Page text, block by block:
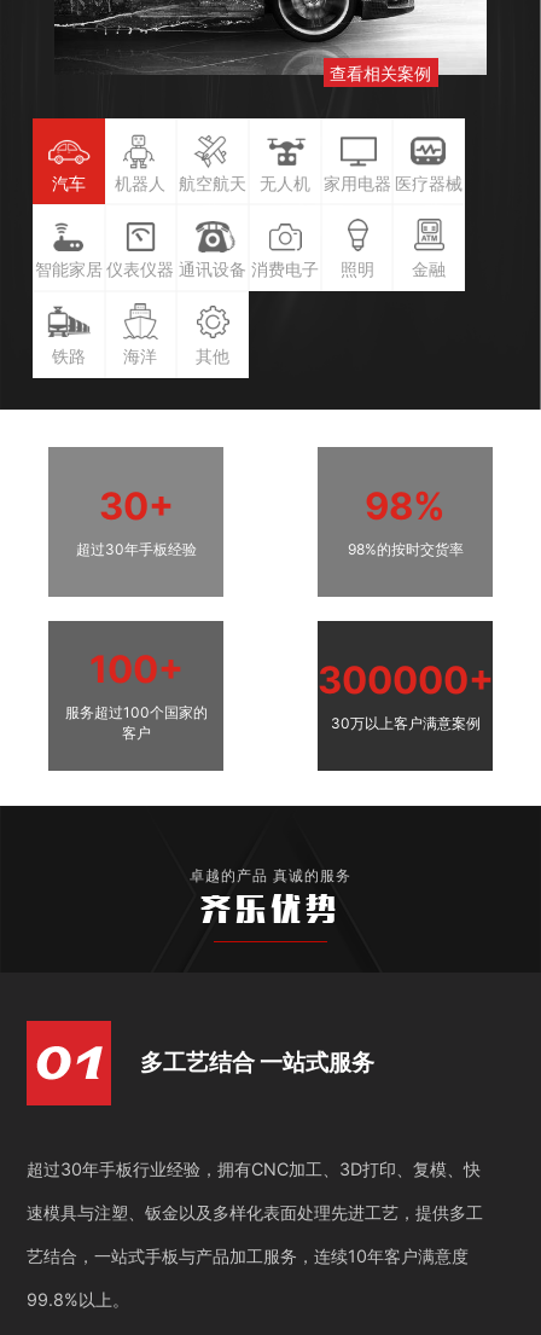
查看相关案例
汽车 机器人 航空航天 无人机 家用电器 医疗器械
智能家居 仪表仪器 通讯设备 消费电子 照明 金融
铁路 海洋 其他
30+
超过30年手板经验
98%
98%的按时交货率
100+
服务超过100个国家的
客户
300000+
30万以上客户满意案例
卓越的产品 真诚的服务
齐乐优势
多工艺结合 一站式服务
超过30年手板行业经验，拥有CNC加工、3D打印、复模、快
速模具与注塑、钣金以及多样化表面处理先进工艺，提供多工
艺结合，一站式手板与产品加工服务，连续10年客户满意度
99.8%以上。